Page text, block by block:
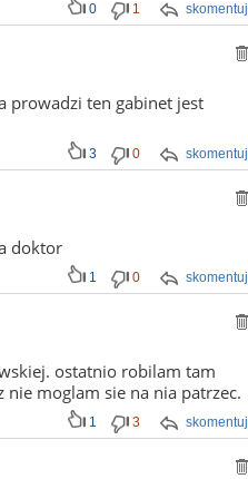
skomentuj
0 1
prowadzi ten gabinet jest
skomentuj
3 0
doktor
skomentuj
1 0
ostatnio robilam tam
moglam sie na nia patrzec.
skomentuj
1 3